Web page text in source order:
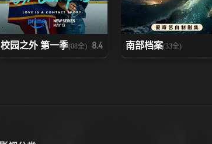
校园之外 第一季(08全) 8.4 南部档案(33全)